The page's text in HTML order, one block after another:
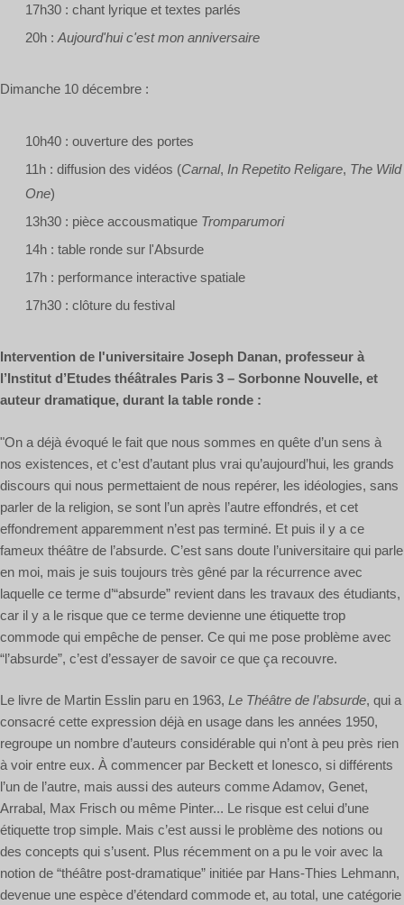
17h30 : chant lyrique et textes parlés
20h : Aujourd'hui c'est mon anniversaire
Dimanche 10 décembre :
10h40 : ouverture des portes
11h : diffusion des vidéos (Carnal, In Repetito Religare, The Wild
One)
13h30 : pièce accousmatique Tromparumori
14h : table ronde sur l'Absurde
17h : performance interactive spatiale
17h30 : clôture du festival
Intervention de l'universitaire Joseph Danan, professeur à
l’Institut d’Etudes théâtrales Paris 3 – Sorbonne Nouvelle, et
auteur dramatique, durant la table ronde :
"On a déjà évoqué le fait que nous sommes en quête d’un sens à
nos existences, et c’est d’autant plus vrai qu’aujourd’hui, les grands
discours qui nous permettaient de nous repérer, les idéologies, sans
parler de la religion, se sont l’un après l’autre effondrés, et cet
effondrement apparemment n’est pas terminé. Et puis il y a ce
fameux théâtre de l’absurde. C’est sans doute l’universitaire qui parle
en moi, mais je suis toujours très gêné par la récurrence avec
laquelle ce terme d’“absurde” revient dans les travaux des étudiants,
car il y a le risque que ce terme devienne une étiquette trop
commode qui empêche de penser. Ce qui me pose problème avec
“l’absurde”, c’est d’essayer de savoir ce que ça recouvre.
Le livre de Martin Esslin paru en 1963, Le Théâtre de l’absurde, qui a
consacré cette expression déjà en usage dans les années 1950,
regroupe un nombre d’auteurs considérable qui n’ont à peu près rien
à voir entre eux. À commencer par Beckett et Ionesco, si différents
l’un de l’autre, mais aussi des auteurs comme Adamov, Genet,
Arrabal, Max Frisch ou même Pinter... Le risque est celui d’une
étiquette trop simple. Mais c’est aussi le problème des notions ou
des concepts qui s’usent. Plus récemment on a pu le voir avec la
notion de “théâtre post-dramatique” initiée par Hans-Thies Lehmann,
devenue une espèce d’étendard commode et, au total, une catégorie